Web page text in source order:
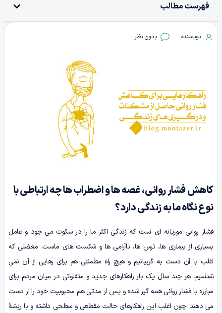
فهرست مطالب
نویسنده بدون نظر
کاهش فشار روانی، غصه ها و اضطراب ها چه ارتباطی با
نوع نگاه ما به زندگی دارد؟
فشار روانی موریانه ای است که زندگی اکثر ما را در سکوت می جود و عامل
بسیاری از بیماری ها، ترس ها، ناآرامی ها و شکست های ماست. معضلی که
اغلب با آن دست به گریبانیم و هیچ راه مطمئنی هم برای رهایی از آن نمی
شناسیم. هر چند سال یک بار راهکارهای جدید و متفاوتی در میان مردم برای
مبارزه با فشار روانی همه گیر شده و پس از مدتی هم محبوبیت خود را از دست
می‎ دهند؛ چون اغلب این راهکارهای حالت مقطعی و سطحی داشته و با ریشۀ